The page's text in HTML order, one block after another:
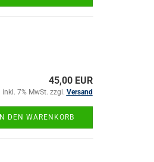
45,00 EUR
inkl. 7% MwSt. zzgl. Versand
IN DEN WARENKORB